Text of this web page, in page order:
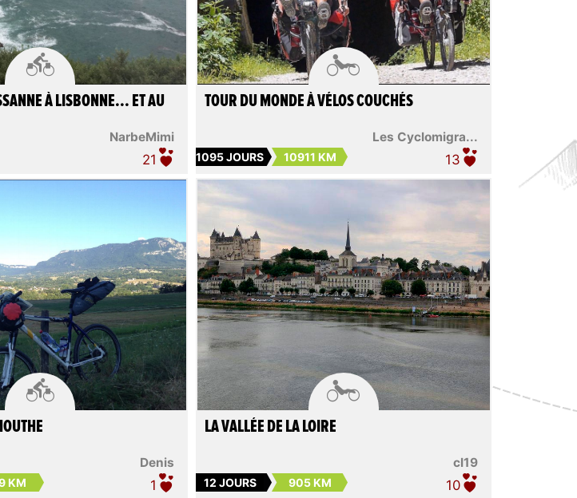

NarbeMimi
À LISBONNE... ET AU
21

Les Cyclomigra...
TOUR DU MONDE À VÉLOS COUCHÉS
1095 JOURS 10911 KM 13

Denis
KM 1

cl19
LA VALLÉE DE LA LOIRE
12 JOURS 905 KM 10